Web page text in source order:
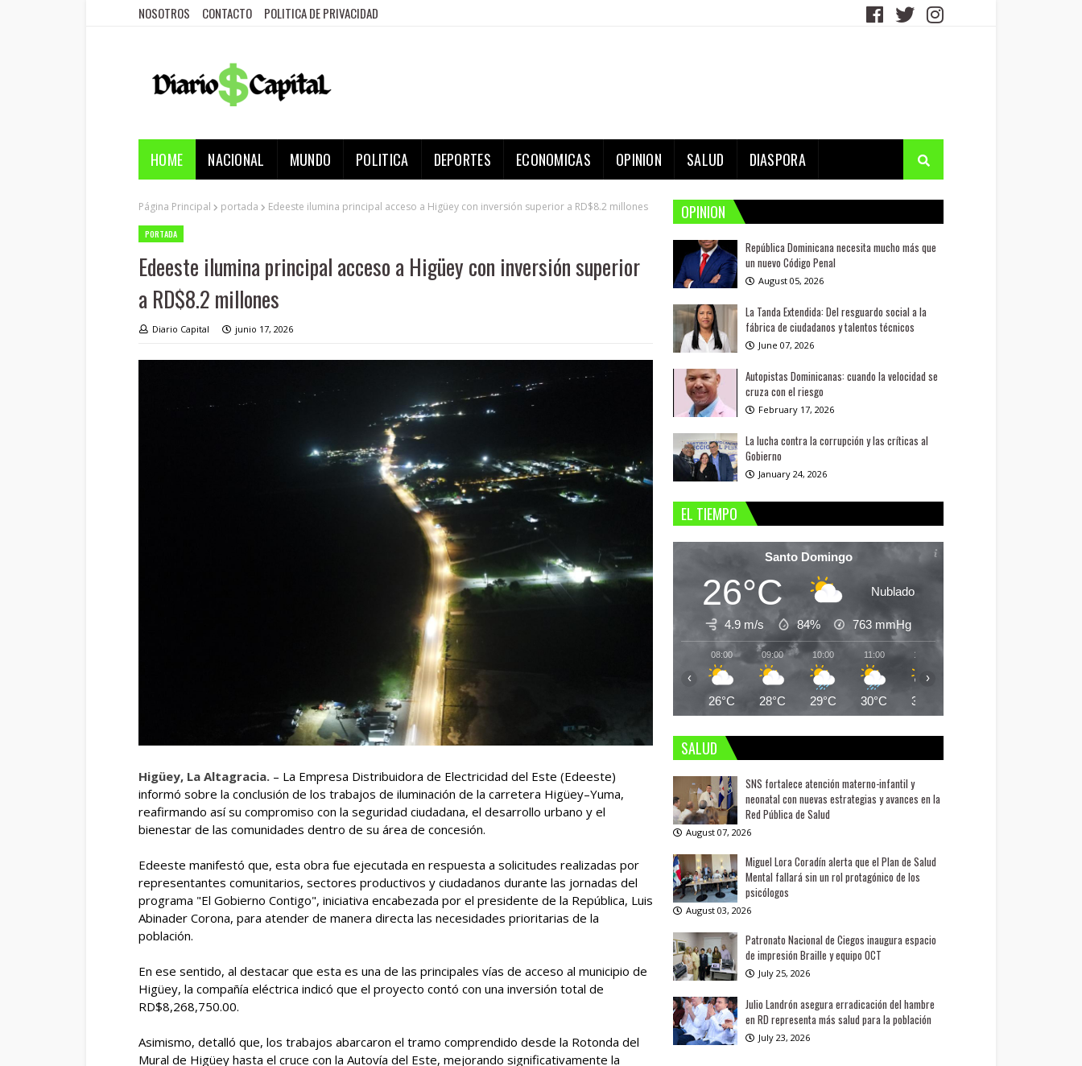
NOSOTROS CONTACTO POLITICA DE PRIVACIDAD
HOME NACIONAL MUNDO POLITICA DEPORTES ECONOMICAS OPINION SALUD DIASPORA
Página Principal portada Edeeste ilumina principal acceso a Higüey con inversión superior a RD$8.2 millones
PORTADA
Edeeste ilumina principal acceso a Higüey con inversión superior
a RD$8.2 millones
Diario Capital junio 17, 2026
Higüey, La Altagracia. – La Empresa Distribuidora de Electricidad del Este (Edeeste)
informó sobre la conclusión de los trabajos de iluminación de la carretera Higüey–Yuma,
reafirmando así su compromiso con la seguridad ciudadana, el desarrollo urbano y el
bienestar de las comunidades dentro de su área de concesión.
Edeeste manifestó que, esta obra fue ejecutada en respuesta a solicitudes realizadas por
representantes comunitarios, sectores productivos y ciudadanos durante las jornadas del
programa "El Gobierno Contigo", iniciativa encabezada por el presidente de la República, Luis
Abinader Corona, para atender de manera directa las necesidades prioritarias de la
población.
En ese sentido, al destacar que esta es una de las principales vías de acceso al municipio de
Higüey, la compañía eléctrica indicó que el proyecto contó con una inversión total de
RD$8,268,750.00.
Asimismo, detalló que, los trabajos abarcaron el tramo comprendido desde la Rotonda del
Mural de Higüey hasta el cruce con la Autovía del Este, mejorando significativamente la
OPINION
República Dominicana necesita mucho más que
un nuevo Código Penal
August 05, 2026
La Tanda Extendida: Del resguardo social a la
fábrica de ciudadanos y talentos técnicos
June 07, 2026
Autopistas Dominicanas: cuando la velocidad se
cruza con el riesgo
February 17, 2026
La lucha contra la corrupción y las críticas al
Gobierno
January 24, 2026
EL TIEMPO
Santo Domingo
26°C Nublado
4.9 m/s 84% 763 mmHg
08:00
26°C
09:00
28°C
10:00
29°C
11:00
30°C
12:00
31°C
‹ ›
SALUD
SNS fortalece atención materno-infantil y
neonatal con nuevas estrategias y avances en la
Red Pública de Salud
August 07, 2026
Miguel Lora Coradín alerta que el Plan de Salud
Mental fallará sin un rol protagónico de los
psicólogos
August 03, 2026
Patronato Nacional de Ciegos inaugura espacio
de impresión Braille y equipo OCT
July 25, 2026
Julio Landrón asegura erradicación del hambre
en RD representa más salud para la población
July 23, 2026